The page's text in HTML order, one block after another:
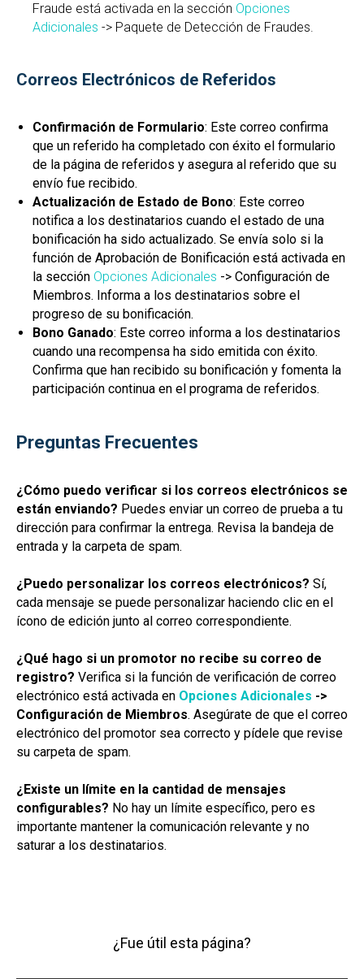
Fraude está activada en la sección Opciones
Adicionales -> Paquete de Detección de Fraudes.
Correos Electrónicos de Referidos
Confirmación de Formulario: Este correo confirma
que un referido ha completado con éxito el formulario
de la página de referidos y asegura al referido que su
envío fue recibido.
Actualización de Estado de Bono: Este correo
notifica a los destinatarios cuando el estado de una
bonificación ha sido actualizado. Se envía solo si la
función de Aprobación de Bonificación está activada en
la sección Opciones Adicionales -> Configuración de
Miembros. Informa a los destinatarios sobre el
progreso de su bonificación.
Bono Ganado: Este correo informa a los destinatarios
cuando una recompensa ha sido emitida con éxito.
Confirma que han recibido su bonificación y fomenta la
participación continua en el programa de referidos.
Preguntas Frecuentes
¿Cómo puedo verificar si los correos electrónicos se
están enviando? Puedes enviar un correo de prueba a tu
dirección para confirmar la entrega. Revisa la bandeja de
entrada y la carpeta de spam.
¿Puedo personalizar los correos electrónicos? Sí,
cada mensaje se puede personalizar haciendo clic en el
ícono de edición junto al correo correspondiente.
¿Qué hago si un promotor no recibe su correo de
registro? Verifica si la función de verificación de correo
electrónico está activada en Opciones Adicionales ->
Configuración de Miembros. Asegúrate de que el correo
electrónico del promotor sea correcto y pídele que revise
su carpeta de spam.
¿Existe un límite en la cantidad de mensajes
configurables? No hay un límite específico, pero es
importante mantener la comunicación relevante y no
saturar a los destinatarios.
¿Fue útil esta página?